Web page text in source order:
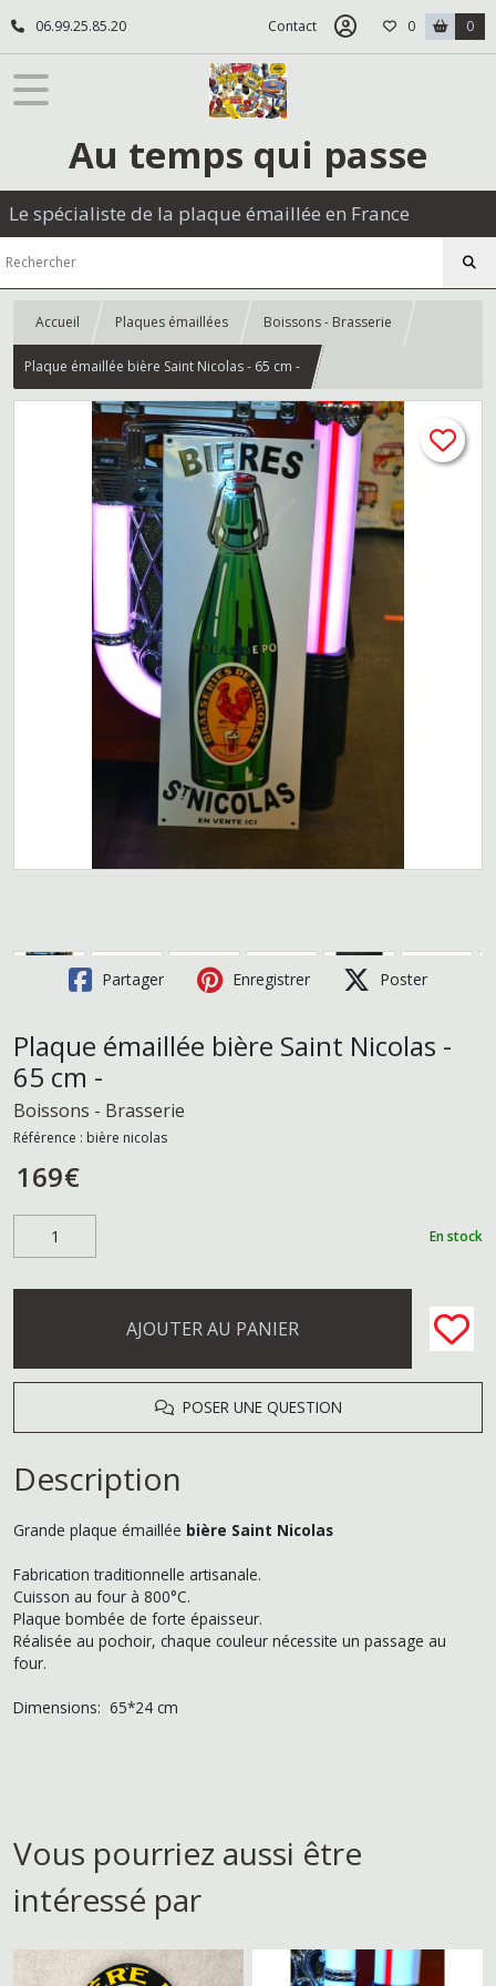
06.99.25.85.20 Contact 0 0
Au temps qui passe
Le spécialiste de la plaque émaillée en France
Accueil Plaques émaillées Boissons - Brasserie
Plaque émaillée bière Saint Nicolas - 65 cm -
Partager Enregistrer Poster
Plaque émaillée bière Saint Nicolas -
65 cm -
Boissons - Brasserie
Référence : bière nicolas
169€
En stock
AJOUTER AU PANIER
POSER UNE QUESTION
Description
Grande plaque émaillée bière Saint Nicolas
Fabrication traditionnelle artisanale.
Cuisson au four à 800°C.
Plaque bombée de forte épaisseur.
Réalisée au pochoir, chaque couleur nécessite un passage au
four.
Dimensions: 65*24 cm
Vous pourriez aussi être
intéressé par